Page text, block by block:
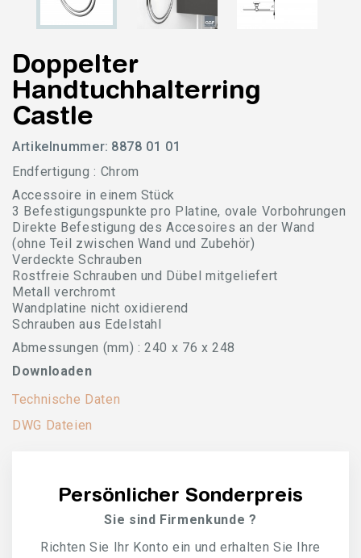
Doppelter
Handtuchhalterring
Castle
Artikelnummer: 8878 01 01
Endfertigung : Chrom
Accessoire in einem Stück
3 Befestigungspunkte pro Platine, ovale Vorbohrungen
Direkte Befestigung des Accesoires an der Wand
(ohne Teil zwischen Wand und Zubehör)
Verdeckte Schrauben
Rostfreie Schrauben und Dübel mitgeliefert
Metall verchromt
Wandplatine nicht oxidierend
Schrauben aus Edelstahl
Abmessungen (mm) : 240 x 76 x 248
Downloaden
Technische Daten
DWG Dateien
Persönlicher Sonderpreis
Sie sind Firmenkunde ?
Richten Sie Ihr Konto ein und erhalten Sie Ihre